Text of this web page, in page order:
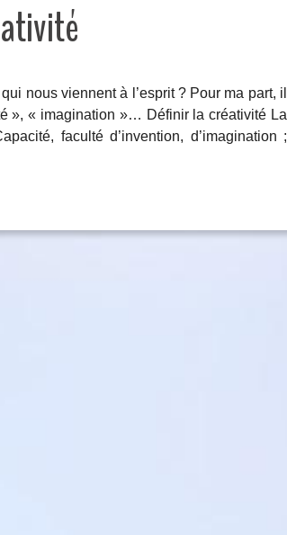
nous viennent à l’esprit ? Pour ma part, il
», « imagination »… Définir la créativité La
faculté d’invention, d’imagination ;